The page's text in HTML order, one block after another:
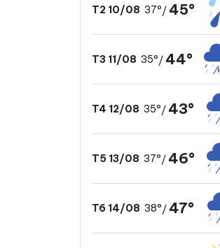
T2 10/08 37°/ 45°
T3 11/08 35°/ 44°
T4 12/08 35°/ 43°
T5 13/08 37°/ 46°
T6 14/08 38°/ 47°